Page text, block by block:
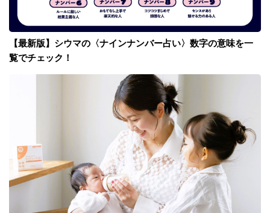
【最新版】シウマの〈ナインナンバー占い〉数字の意味を一
覧でチェック！